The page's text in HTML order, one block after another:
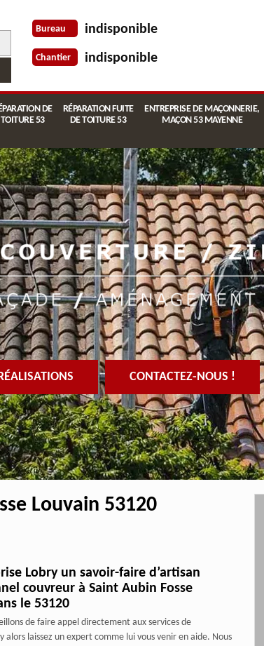
Bureau indisponible
Chantier indisponible
DE
TOITURE 53
RÉPARATION FUITE
DE TOITURE 53
ENTREPRISE DE MAÇONNERIE,
MAÇON 53 MAYENNE
CONTACTEZ-NOUS !
Louvain 53120
Lobry un savoir-faire d’artisan
couvreur à Saint Aubin Fosse
le 53120
de faire appel directement aux services de
alors laissez un expert comme lui vous venir en aide. Nous